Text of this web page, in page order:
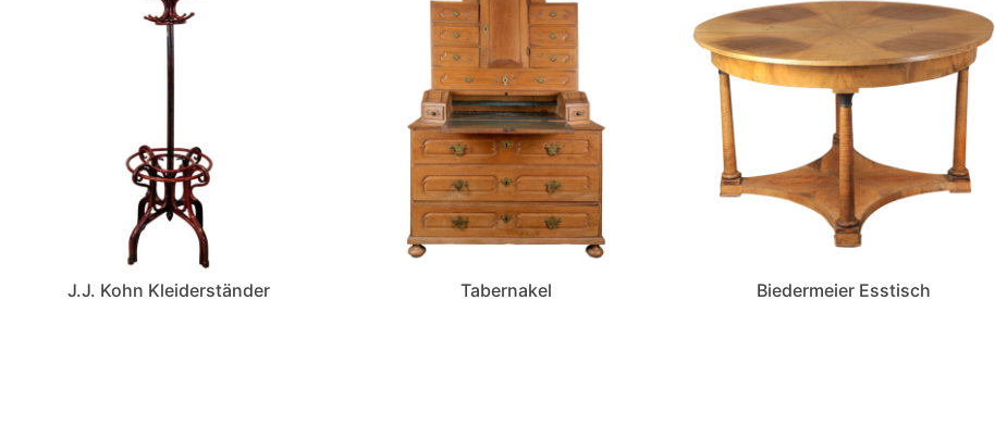
J.J. Kohn Kleiderständer Tabernakel Biedermeier Esstisch